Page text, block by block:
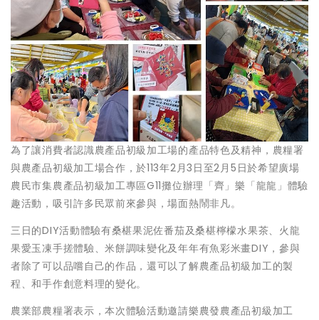
為了讓消費者認識農產品初級加工場的產品特色及精神，農糧署
與農產品初級加工場合作，於113年2月3日至2月5日於希望廣場
農民市集農產品初級加工專區G11攤位辦理「齊」樂「龍龍」體驗
趣活動，吸引許多民眾前來參與，場面熱鬧非凡。
三日的DIY活動體驗有桑椹果泥佐番茄及桑椹檸檬水果茶、火龍
果愛玉凍手搓體驗、米餅調味變化及年年有魚彩米畫DIY，參與
者除了可以品嚐自己的作品，還可以了解農產品初級加工的製
程、和手作創意料理的變化。
農業部農糧署表示，本次體驗活動邀請樂農發農產品初級加工